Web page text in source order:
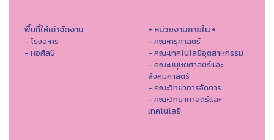
พื้นที่ให้เช่าจัดงาน
- โรงละคร
- หอศิลป์
+ หน่วยงานภายใน +
- คณะครุศาสตร์
- คณะเทคโนโลยีอุตสาหกรรม
- คณะมนุษยศาสตร์และ
สังคมศาสตร์
- คณะวิทยาการจัดการ
- คณะวิทยาศาสตร์และ
เทคโนโลยี